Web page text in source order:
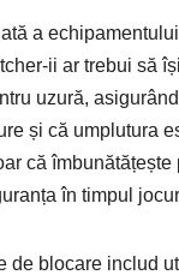
a
ii ar trebui să
uzură,
și că umplutura
că îmbunătățește
în timpul
de blocare includ